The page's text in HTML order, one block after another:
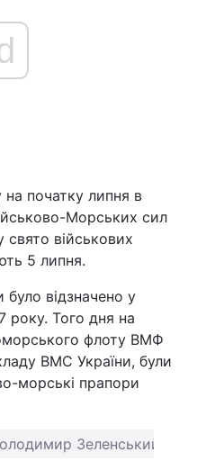
початку липня в
Морських сил
військових
5 липня.
відзначено у
року. Того дня на
флоту ВМФ
ВМС України, були
морські прапори
Зеленський